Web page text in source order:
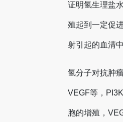
证明氢生理盐
殖起到一定促
射引起的血清
氢分子对抗肿
VEGF等，
胞的增殖，